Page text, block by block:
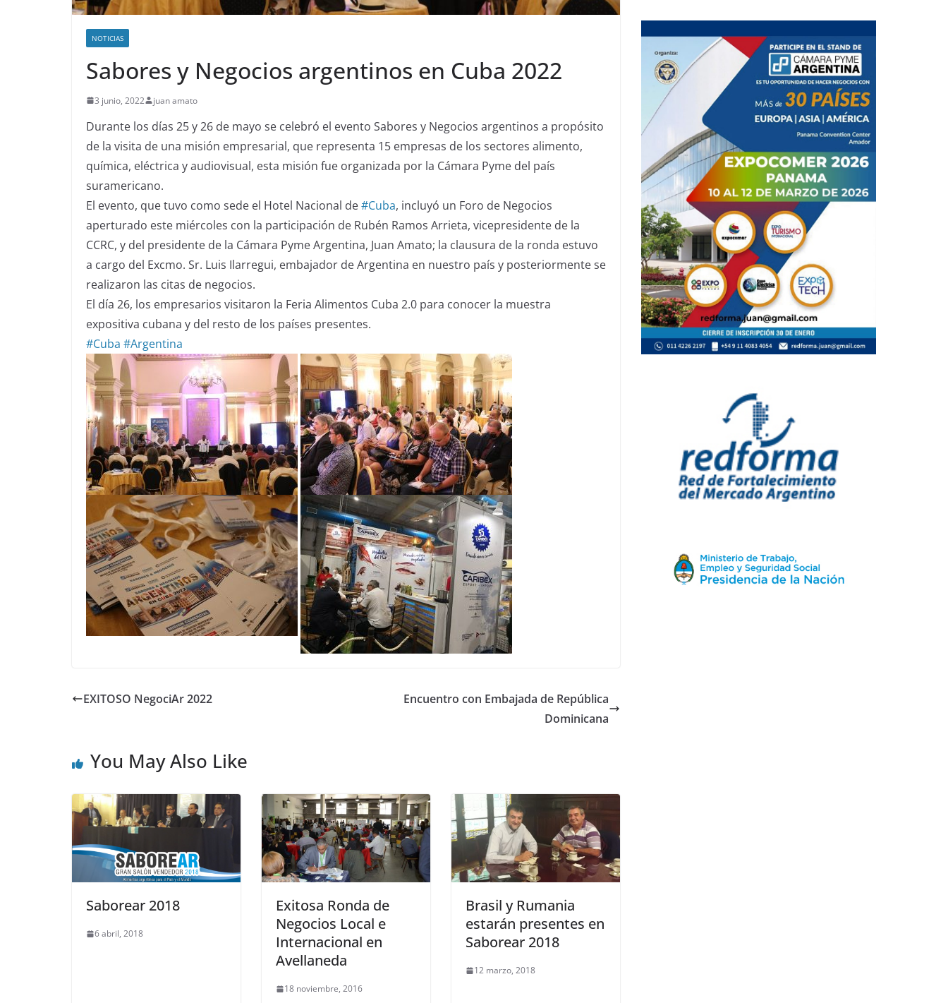
NOTICIAS
Sabores y Negocios argentinos en Cuba 2022
3 junio, 2022 juan amato
Durante los días 25 y 26 de mayo se celebró el evento Sabores y Negocios argentinos a propósito
de la visita de una misión empresarial, que representa 15 empresas de los sectores alimento,
química, eléctrica y audiovisual, esta misión fue organizada por la Cámara Pyme del país
suramericano.
El evento, que tuvo como sede el Hotel Nacional de#Cuba, incluyó un Foro de Negocios
aperturado este miércoles con la participación de Rubén Ramos Arrieta, vicepresidente de la
CCRC, y del presidente de la Cámara Pyme Argentina, Juan Amato; la clausura de la ronda estuvo
a cargo del Excmo. Sr. Luis Ilarregui, embajador de Argentina en nuestro país y posteriormente se
realizaron las citas de negocios.
El día 26, los empresarios visitaron la Feria Alimentos Cuba 2.0 para conocer la muestra
expositiva cubana y del resto de los países presentes.
#Cuba #Argentina
EXITOSO NegociAr 2022
Encuentro con Embajada de República
Dominicana
You May Also Like
Saborear 2018
6 abril, 2018
Exitosa Ronda de
Negocios Local e
Internacional en
Avellaneda
18 noviembre, 2016
Brasil y Rumania
estarán presentes en
Saborear 2018
12 marzo, 2018